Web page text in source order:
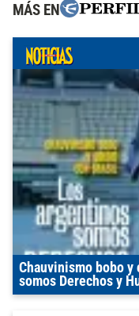
MÁS EN
Chauvinismo bobo
somos Derechos y